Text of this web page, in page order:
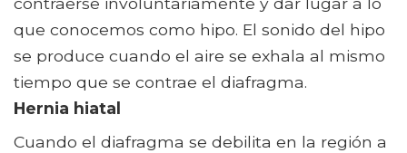
que conocemos como hipo. El sonido del hipo
se produce cuando el aire se exhala al mismo
tiempo que se contrae el diafragma.
Hernia hiatal
Cuando el diafragma se debilita en la región a